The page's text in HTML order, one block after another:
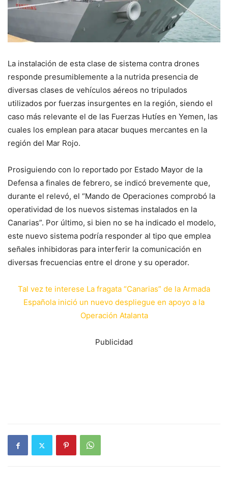
La instalación de esta clase de sistema contra drones
responde presumiblemente a la nutrida presencia de
diversas clases de vehículos aéreos no tripulados
utilizados por fuerzas insurgentes en la región, siendo el
caso más relevante el de las Fuerzas Hutíes en Yemen, las
cuales los emplean para atacar buques mercantes en la
región del Mar Rojo.
Prosiguiendo con lo reportado por Estado Mayor de la
Defensa a finales de febrero, se indicó brevemente que,
durante el relevó, el “Mando de Operaciones comprobó la
operatividad de los nuevos sistemas instalados en la
Canarias”. Por último, si bien no se ha indicado el modelo,
este nuevo sistema podría responder al tipo que emplea
señales inhibidoras para interferir la comunicación en
diversas frecuencias entre el drone y su operador.
Tal vez te interese La fragata “Canarias” de la Armada
Española inició un nuevo despliegue en apoyo a la
Operación Atalanta
Publicidad